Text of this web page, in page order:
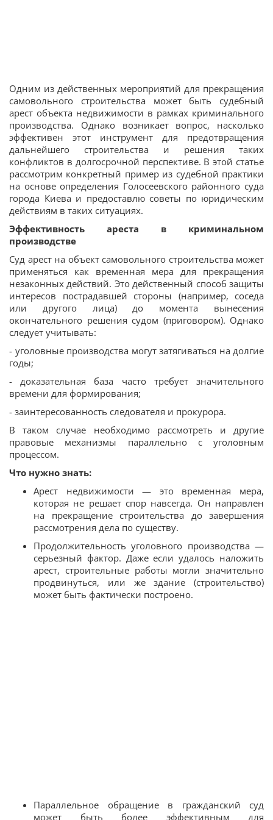
Одним из действенных мероприятий для прекращения
самовольного строительства может быть судебный
арест объекта недвижимости в рамках криминального
производства. Однако возникает вопрос, насколько
эффективен этот инструмент для предотвращения
дальнейшего строительства и решения таких
конфликтов в долгосрочной перспективе. В этой статье
рассмотрим конкретный пример из судебной практики
на основе определения Голосеевского районного суда
города Киева и предоставлю советы по юридическим
действиям в таких ситуациях.
Эффективность ареста в криминальном
производстве
Суд арест на объект самовольного строительства может
применяться как временная мера для прекращения
незаконных действий. Это действенный способ защиты
интересов пострадавшей стороны (например, соседа
или другого лица) до момента вынесения
окончательного решения судом (приговором). Однако
следует учитывать:
- уголовные производства могут затягиваться на долгие
годы;
- доказательная база часто требует значительного
времени для формирования;
- заинтересованность следователя и прокурора.
В таком случае необходимо рассмотреть и другие
правовые механизмы параллельно с уголовным
процессом.
Что нужно знать:
Арест недвижимости — это временная мера,
которая не решает спор навсегда. Он направлен
на прекращение строительства до завершения
рассмотрения дела по существу.
Продолжительность уголовного производства —
серьезный фактор. Даже если удалось наложить
арест, строительные работы могли значительно
продвинуться, или же здание (строительство)
может быть фактически построено.
Параллельное обращение в гражданский суд
может быть более эффективным для